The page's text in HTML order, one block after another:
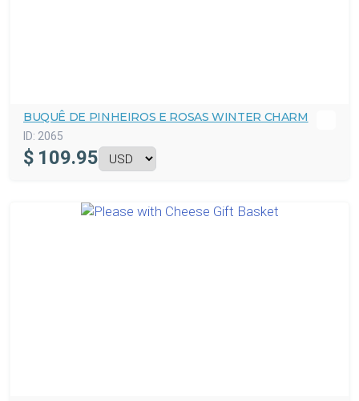
BUQUÊ DE PINHEIROS E ROSAS WINTER CHARM
ID: 2065
$ 109.95